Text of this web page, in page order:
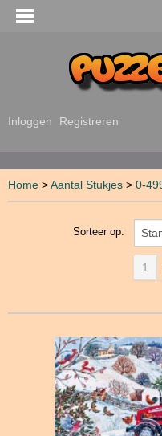
Inloggen Registreren
Home >Aantal Stukjes > 0-
Sorteer op:
1